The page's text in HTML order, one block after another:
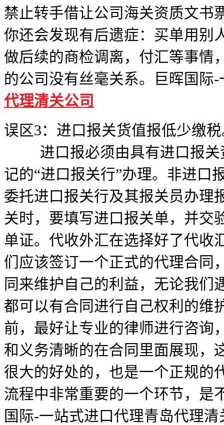
禁止转手借让公司海关资质文书
你还会发现有后遗症：买单用别
做后续的商检调离，付汇等事情
的公司没有丝毫关系。巨晖国际
代理清关公司
误区3：进口报关货值报低少缴
进口报必须由具有进口报关
记的“进口报关行”办理。非进口
委托进口报关行及其报关员办理
关时，要填写进口报关单，并交
单证。代收外汇在选择好了代收
们应该签订一个正式的代理合同
同来维护自己的利益，无论我们
都可以有合同进行自己权利的维
前，最好让专业的律师进行咨询
和义务清晰的在合同里面展现，
很大的好处的，也是一个正规的
流程中非常重要的一个环节，是
国际-一站式进口代理青岛代理清